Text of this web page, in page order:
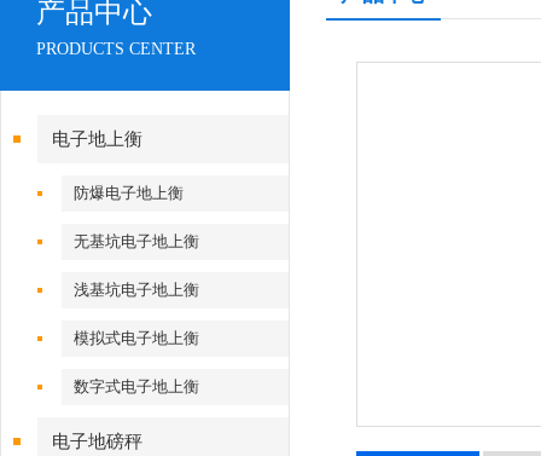
产品中心
PRODUCTS CENTER
电子地上衡
防爆电子地上衡
无基坑电子地上衡
浅基坑电子地上衡
模拟式电子地上衡
数字式电子地上衡
电子地磅秤